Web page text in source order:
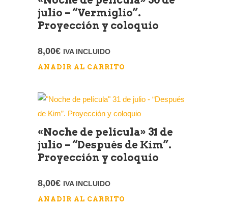
julio – “Vermiglio”.
Proyección y coloquio
8,00€ IVA INCLUIDO
AÑADIR AL CARRITO
«Noche de película» 31 de
julio – “Después de Kim”.
Proyección y coloquio
8,00€ IVA INCLUIDO
AÑADIR AL CARRITO